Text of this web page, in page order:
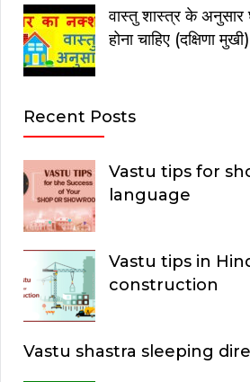
वास्तु शास्त्र के
होना चाहिए (दक्षिणा मुखी)
Recent Posts
Vastu tips for
language
Vastu tips in
construction
Vastu shastra sleeping